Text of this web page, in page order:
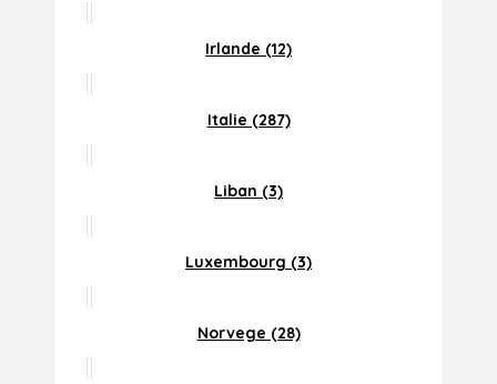
Irlande (12)
Italie (287)
Liban (3)
Luxembourg (3)
Norvege (28)